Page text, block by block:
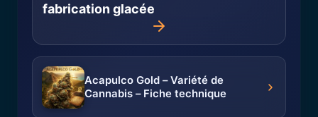
fabrication glacée
Acapulco Gold – Variété de
Cannabis – Fiche technique